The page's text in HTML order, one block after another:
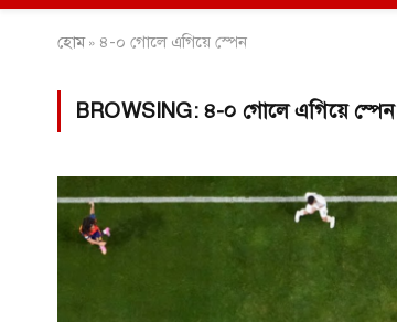
হোম» ৪-০ গোলে এগিয়ে স্পেন
BROWSING: ৪-০ গোলে এগিয়ে স্পেন